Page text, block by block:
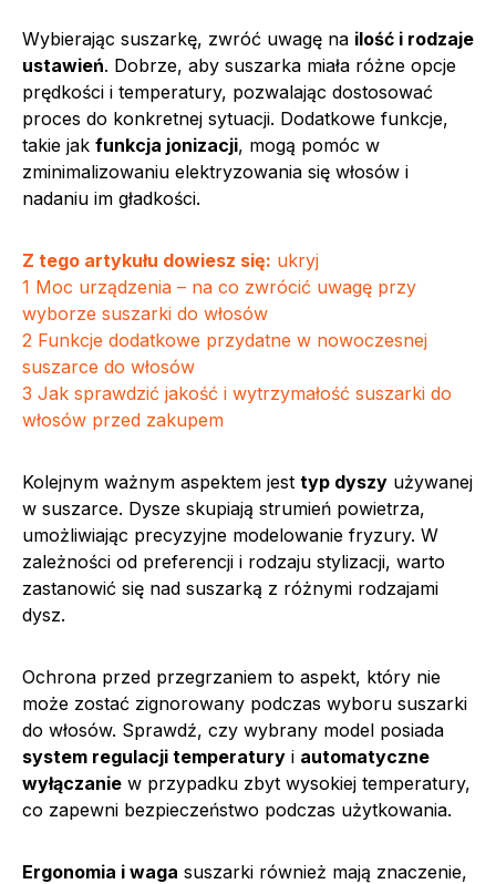
Wybierając suszarkę, zwróć uwagę na ilość i rodzaje
ustawień. Dobrze, aby suszarka miała różne opcje
prędkości i temperatury, pozwalając dostosować
proces do konkretnej sytuacji. Dodatkowe funkcje,
takie jak funkcja jonizacji, mogą pomóc w
zminimalizowaniu elektryzowania się włosów i
nadaniu im gładkości.
Z tego artykułu dowiesz się: ukryj
1 Moc urządzenia – na co zwrócić uwagę przy
wyborze suszarki do włosów
2 Funkcje dodatkowe przydatne w nowoczesnej
suszarce do włosów
3 Jak sprawdzić jakość i wytrzymałość suszarki do
włosów przed zakupem
Kolejnym ważnym aspektem jest typ dyszy używanej
w suszarce. Dysze skupiają strumień powietrza,
umożliwiając precyzyjne modelowanie fryzury. W
zależności od preferencji i rodzaju stylizacji, warto
zastanowić się nad suszarką z różnymi rodzajami
dysz.
Ochrona przed przegrzaniem to aspekt, który nie
może zostać zignorowany podczas wyboru suszarki
do włosów. Sprawdź, czy wybrany model posiada
system regulacji temperatury i automatyczne
wyłączanie w przypadku zbyt wysokiej temperatury,
co zapewni bezpieczeństwo podczas użytkowania.
Ergonomia i waga suszarki również mają znaczenie,